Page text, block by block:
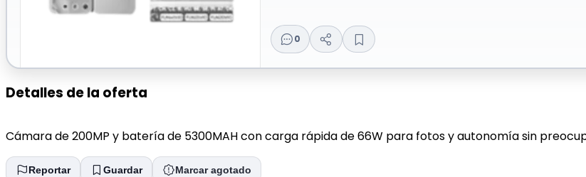
0
Detalles de la oferta
Cámara de 200MP y batería de 5300MAH con carga rápida de 66W para fotos y autonomía sin
Reportar Guardar Marcar agotado